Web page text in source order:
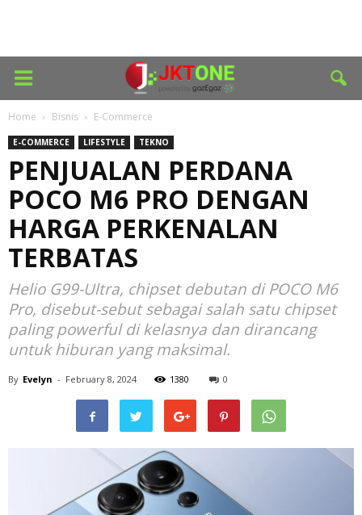
Home Bisnis E-Commerce
E-COMMERCE LIFESTYLE TEKNO
PENJUALAN PERDANA
POCO M6 PRO DENGAN
HARGA PERKENALAN
TERBATAS
Helio G99-Ultra, chipset debutan di POCO M6
Pro, disebut-sebut sebagai salah satu chipset
paling powerful di kelasnya dan dirancang
untuk hiburan yang maksimal.
By Evelyn - February 8, 2024 1380 0